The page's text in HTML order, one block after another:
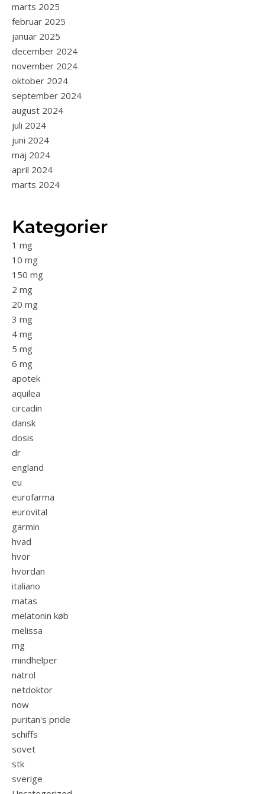
marts 2025
februar 2025
januar 2025
december 2024
november 2024
oktober 2024
september 2024
august 2024
juli 2024
juni 2024
maj 2024
april 2024
marts 2024
Kategorier
1 mg
10 mg
150 mg
2 mg
20 mg
3 mg
4 mg
5 mg
6 mg
apotek
aquilea
circadin
dansk
dosis
dr
england
eu
eurofarma
eurovital
garmin
hvad
hvor
hvordan
italiano
matas
melatonin køb
melissa
mg
mindhelper
natrol
netdoktor
now
puritan's pride
schiffs
sovet
stk
sverige